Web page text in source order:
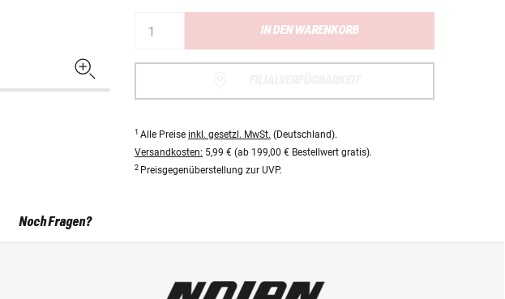
IN DEN WARENKORB
1 Alle Preise inkl. gesetzl. MwSt. (Deutschland).
Versandkosten: 5,99 € (ab 199,00 € Bestellwert gratis).
2 Preisgegenüberstellung zur UVP.
Noch Fragen?